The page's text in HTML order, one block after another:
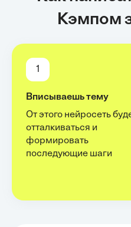
Кэмпом
1
Вписываешь тему
От этого нейросеть
отталкиваться и
формировать
последующие шаги